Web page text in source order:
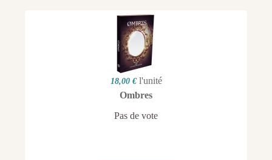
18,00 € l'unité
Ombres
Pas de vote